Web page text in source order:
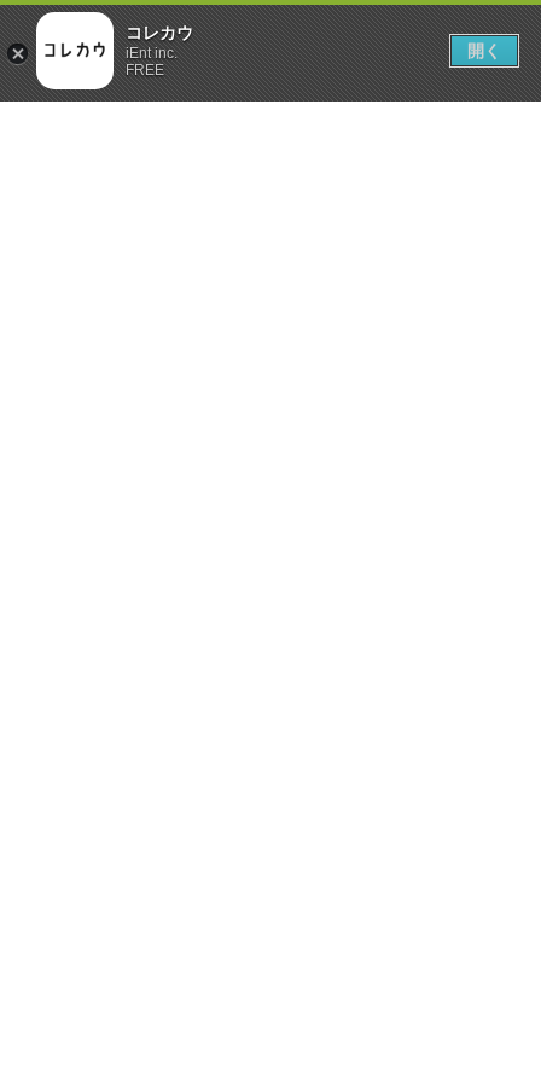
コレカウ
iEnt inc.
FREE
開く